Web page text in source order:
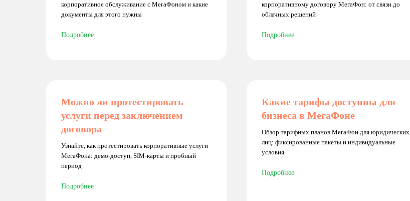
корпоративное обслуживание с МегаФоном и какие
документы для этого нужны
Подробнее
корпоративному договору МегаФон: от связи до
облачных решений
Подробнее
Можно ли протестировать
услуги перед заключением
договора
Узнайте, как протестировать корпоративные услуги
МегаФона: демо-доступ, SIM-карты и пробный
период
Подробнее
Какие тарифы доступны для
бизнеса в МегаФоне
Обзор тарифных планов МегаФон для юридических
лиц: фиксированные пакеты и индивидуальные
условия
Подробнее